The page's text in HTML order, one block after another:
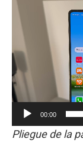
00:00
Pliegue de la